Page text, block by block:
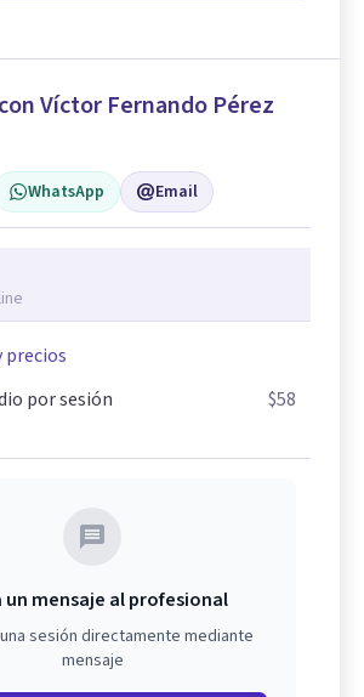
Víctor Fernando Pérez
WhatsApp Email
precios
por sesión
$58
un mensaje al profesional
sesión directamente mediante
mensaje